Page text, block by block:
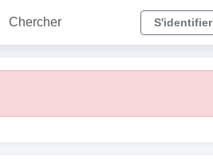
Chercher S'identifier